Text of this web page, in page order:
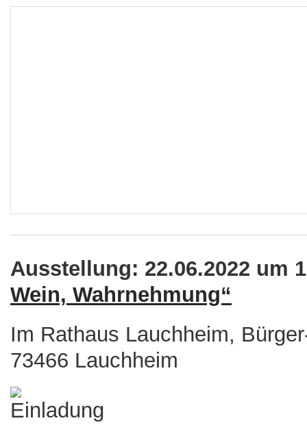
Ausstellung: 22.06.2022 um
Wein, Wahrnehmung“
Im Rathaus Lauchheim,
73466 Lauchheim